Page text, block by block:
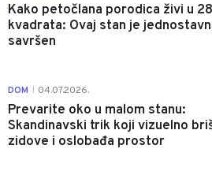
Kako petočlana porodica živi u 28
kvadrata: Ovaj stan je
savršen
DOM 04.07.2026.
Prevarite oko u malom stanu:
Skandinavski trik koji vizuelno
zidove i oslobađa prostor